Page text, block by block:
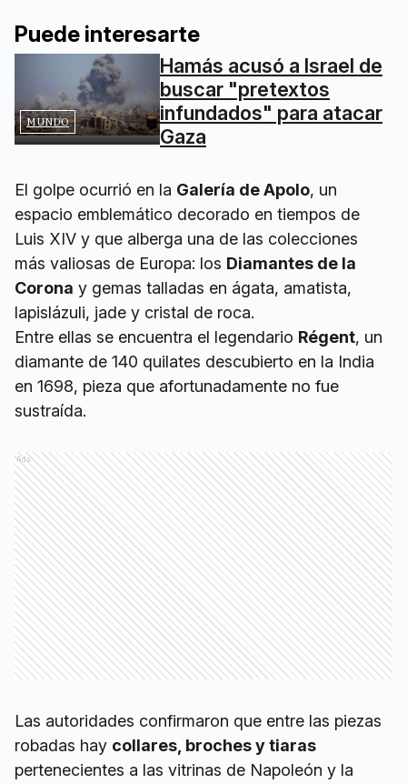
Puede interesarte
MUNDO
Hamás acusó a Israel de
buscar "pretextos
infundados" para atacar
Gaza
El golpe ocurrió en la Galería de Apolo, un
espacio emblemático decorado en tiempos de
Luis XIV y que alberga una de las colecciones
más valiosas de Europa: los Diamantes de la
Corona y gemas talladas en ágata, amatista,
lapislázuli, jade y cristal de roca.
Entre ellas se encuentra el legendario Régent, un
diamante de 140 quilates descubierto en la India
en 1698, pieza que afortunadamente no fue
sustraída.
Ads
Las autoridades confirmaron que entre las piezas
robadas hay collares, broches y tiaras
pertenecientes a las vitrinas de Napoleón y la